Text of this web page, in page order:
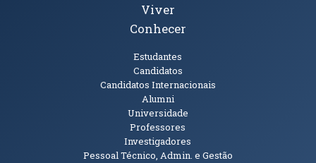
Viver
Conhecer
Estudantes
Candidatos
Candidatos Internacionais
Alumni
Universidade
Professores
Investigadores
Pessoal Técnico, Admin. e Gestão